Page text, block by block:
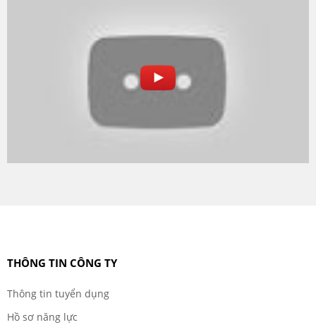
THÔNG TIN CÔNG TY
Thông tin tuyển dụng
Hồ sơ năng lực